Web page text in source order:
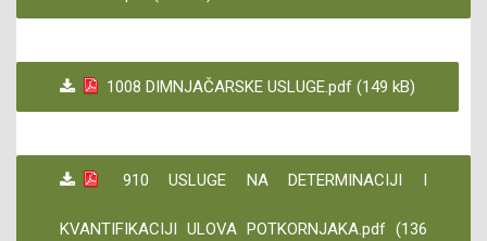
1008 DIMNJAČARSKE USLUGE.pdf (149 kB)
910 USLUGE NA DETERMINACIJI I
KVANTIFIKACIJI ULOVA POTKORNJAKA.pdf (136